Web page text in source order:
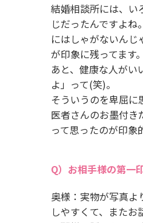
結婚相談所には、い
じだったんですよ
にはしゃがないん
が印象に残ってます。
あと、健康な人が
よ」って(笑)。
そういうのを卑屈に
医者さんのお墨付き
って思ったのが印象
お相手様の第一
奥様：実物が写真よ
しやすくて、またお